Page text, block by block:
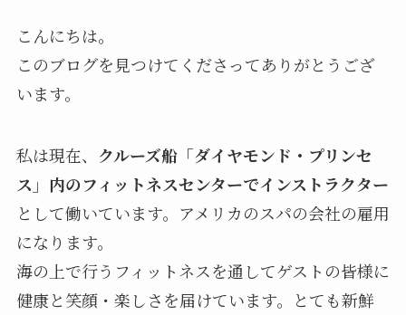
こんにちは。
このブログを見つけてくださってありがとうござ
います。
私は現在、 クルーズ船「ダイヤモンド・プリンセ
ス」内のフィットネスセンターでインストラクター
として働いています。アメリカのスパの会社の雇用
になります。
海の上で行うフィットネスを通してゲストの皆様に
健康と笑顔・楽しさを届けています。とても新鮮